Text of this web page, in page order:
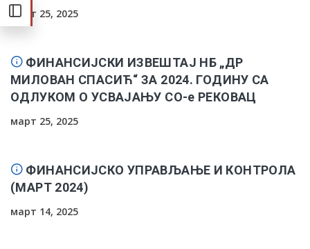
март 25, 2025
ФИНАНСИЈСКИ ИЗВЕШТАЈ НБ „ДР
МИЛОВАН СПАСИЋ“ ЗА 2024. ГОДИНУ СА
ОДЛУКОМ О УСВАЈАЊУ СО-е РЕКОВАЦ
март 25, 2025
ФИНАНСИЈСКО УПРАВЉАЊЕ И КОНТРОЛА
(МАРТ 2024)
март 14, 2025